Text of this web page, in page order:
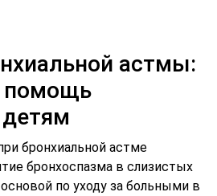
астмы:
помощь
бронхиальной астме
бронхоспазма в слизистых
по уходу за больными в